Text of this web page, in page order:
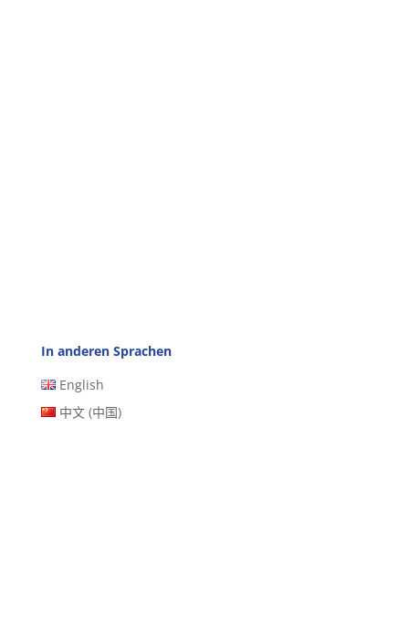
In anderen Sprachen
English
中文 (中国)